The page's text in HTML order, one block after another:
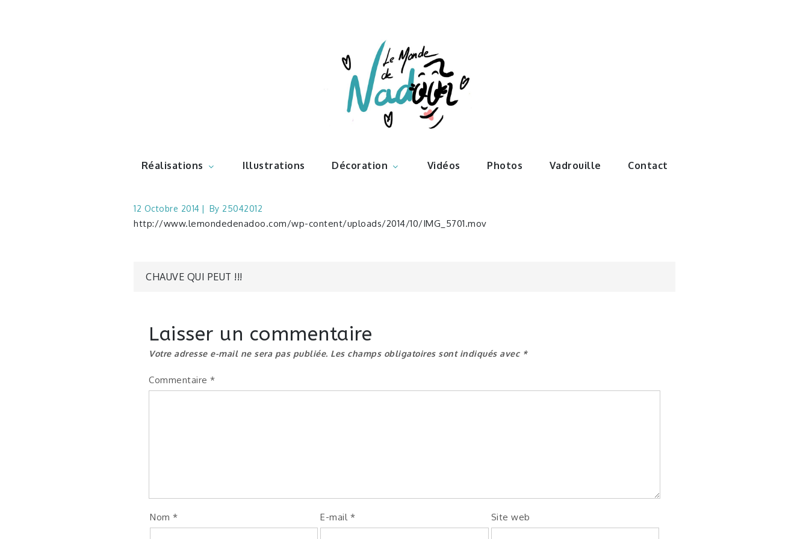
Illustrations – le monde de
Nadoo
Réalisations Illustrations Décoration Vidéos Photos Vadrouille Contact
12 Octobre 2014 By 25042012
http://www.lemondedenadoo.com/wp-content/uploads/2014/10/IMG_5701.mov
Navigation
l’article
CHAUVE QUI PEUT !!!
Laisser un commentaire
Votre adresse e-mail ne sera pas publiée. Les champs obligatoires sont indiqués avec *
Commentaire *
Nom * E-mail * Site web